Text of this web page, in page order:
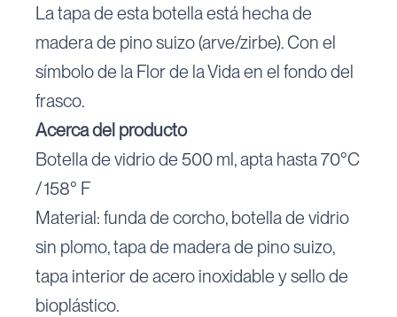
La tapa de esta botella está hecha de
madera de pino suizo (arve/zirbe). Con el
símbolo de la Flor de la Vida en el fondo del
frasco.
Acerca del producto
Botella de vidrio de 500 ml, apta hasta 70°C
/ 158° F
Material: funda de corcho, botella de vidrio
sin plomo, tapa de madera de pino suizo,
tapa interior de acero inoxidable y sello de
bioplástico.